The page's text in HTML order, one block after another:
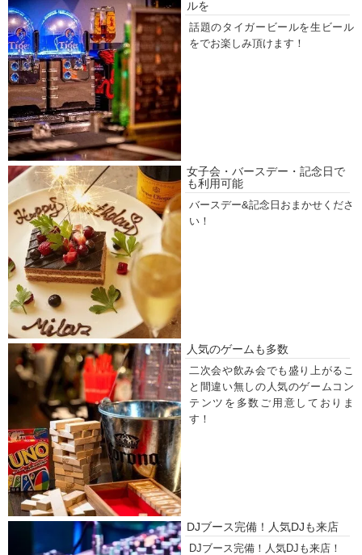
ルを
話題のタイガービールを生ビール
をでお楽しみ頂けます！
女子会・バースデー・記念日で
も利用可能
バースデー&記念日おまかせくださ
い！
人気のゲームも多数
二次会や飲み会でも盛り上がるこ
と間違い無しの人気のゲームコン
テンツを多数ご用意しておりま
す！
DJブース完備！人気DJも来店
DJブース完備！人気DJも来店！